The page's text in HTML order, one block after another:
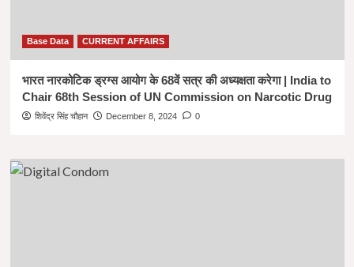
Base Data CURRENT AFFAIRS
भारत नारकोटिक ड्रग्स आयोग के 68वें सत्र की अध्यक्षता करेगा | India to
Chair 68th Session of UN Commission on Narcotic Drug
शिवेंद्र सिंह चौहान December 8, 2024 0